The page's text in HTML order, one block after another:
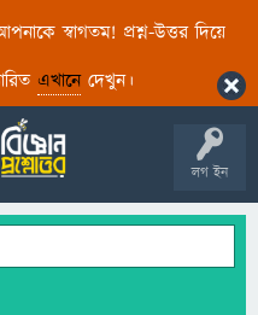
স্বাগতম! প্রশ্ন-উত্তর দিয়ে
এখানেদেখুন।
লগ ইন